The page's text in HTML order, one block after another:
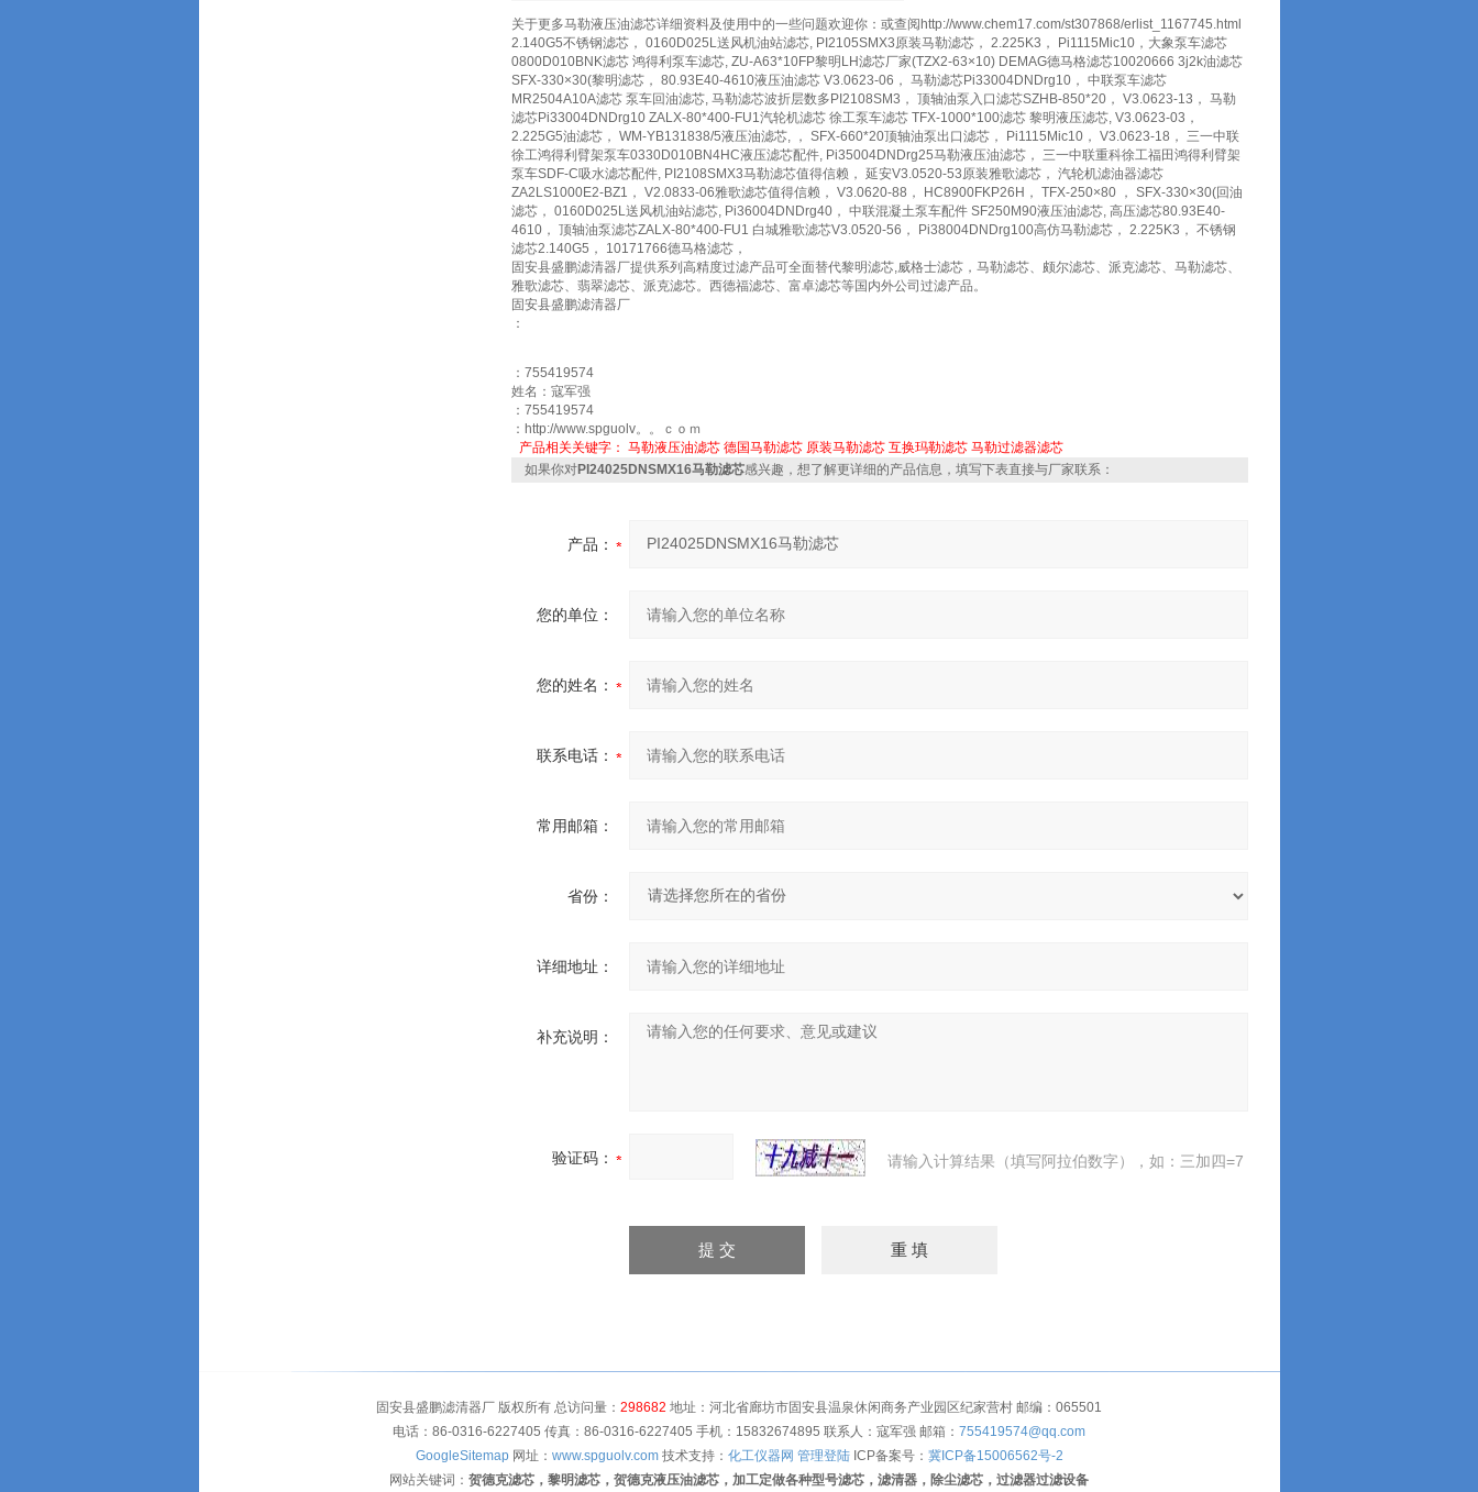
关于更多马勒液压油滤芯详细资料及使用中的一些问题欢迎你：或查阅http://www.chem17.com/st307868/erlist_1167745.html
2.140G5不锈钢滤芯， 0160D025L送风机油站滤芯, PI2105SMX3原装马勒滤芯， 2.225K3， Pi1115Mic10，大象泵车滤芯
0800D010BNK滤芯 鸿得利泵车滤芯, ZU-A63*10FP黎明LH滤芯厂家(TZX2-63×10) DEMAG德马格滤芯10020666 3j2k油滤芯
SFX-330×30(黎明滤芯， 80.93E40-4610液压油滤芯 V3.0623-06， 马勒滤芯Pi33004DNDrg10， 中联泵车滤芯
MR2504A10A滤芯 泵车回油滤芯, 马勒滤芯波折层数多PI2108SM3， 顶轴油泵入口滤芯SZHB-850*20， V3.0623-13， 马勒
滤芯Pi33004DNDrg10 ZALX-80*400-FU1汽轮机滤芯 徐工泵车滤芯 TFX-1000*100滤芯 黎明液压滤芯, V3.0623-03，
2.225G5油滤芯， WM-YB131838/5液压油滤芯, ， SFX-660*20顶轴油泵出口滤芯， Pi1115Mic10， V3.0623-18， 三一中联
徐工鸿得利臂架泵车0330D010BN4HC液压滤芯配件, Pi35004DNDrg25马勒液压油滤芯， 三一中联重科徐工福田鸿得利臂架
泵车SDF-C吸水滤芯配件, PI2108SMX3马勒滤芯值得信赖， 延安V3.0520-53原装雅歌滤芯， 汽轮机滤油器滤芯
ZA2LS1000E2-BZ1， V2.0833-06雅歌滤芯值得信赖， V3.0620-88， HC8900FKP26H， TFX-250×80 ， SFX-330×30(回油
滤芯， 0160D025L送风机油站滤芯, Pi36004DNDrg40， 中联混凝土泵车配件 SF250M90液压油滤芯, 高压滤芯80.93E40-
4610， 顶轴油泵滤芯ZALX-80*400-FU1 白城雅歌滤芯V3.0520-56， Pi38004DNDrg100高仿马勒滤芯， 2.225K3， 不锈钢
滤芯2.140G5， 10171766德马格滤芯，
固安县盛鹏滤清器厂提供系列高精度过滤产品可全面替代黎明滤芯,威格士滤芯，马勒滤芯、颇尔滤芯、派克滤芯、马勒滤芯、
雅歌滤芯、翡翠滤芯、派克滤芯。西德福滤芯、富卓滤芯等国内外公司过滤产品。
固安县盛鹏滤清器厂
：
：755419574
姓名：寇军强
：755419574
：http://www.spguolv。。ｃｏｍ
产品相关关键字： 马勒液压油滤芯 德国马勒滤芯 原装马勒滤芯 互换玛勒滤芯 马勒过滤器滤芯
如果你对PI24025DNSMX16马勒滤芯感兴趣，想了解更详细的产品信息，填写下表直接与厂家联系：
产品：
您的单位：
您的姓名：
联系电话：
常用邮箱：
省份：
详细地址：
补充说明：
验证码： 请输入计算结果（填写阿拉伯数字），如：三加四=7
固安县盛鹏滤清器厂 版权所有 总访问量： 298682 地址：河北省廊坊市固安县温泉休闲商务产业园区纪家营村 邮编：065501
电话：86-0316-6227405 传真：86-0316-6227405 手机：15832674895 联系人：寇军强 邮箱： 755419574@qq.com
GoogleSitemap网址： www.spguolv.com技术支持： 化工仪器网 管理登陆ICP备案号： 冀ICP备15006562号-2
网站关键词： 贺德克滤芯，黎明滤芯，贺德克液压油滤芯，加工定做各种型号滤芯，滤清器，除尘滤芯，过滤器过滤设备